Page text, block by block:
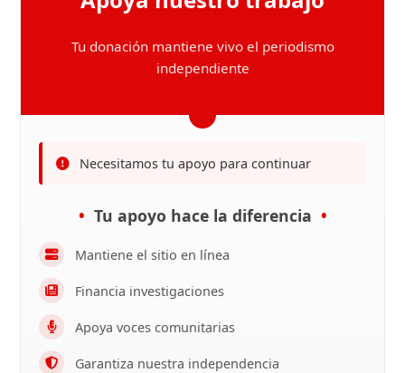
Tu donación mantiene vivo el periodismo
independiente
Necesitamos tu apoyo para continuar
Tu apoyo hace la diferencia
Mantiene el sitio en línea
Financia investigaciones
Apoya voces comunitarias
Garantiza nuestra independencia